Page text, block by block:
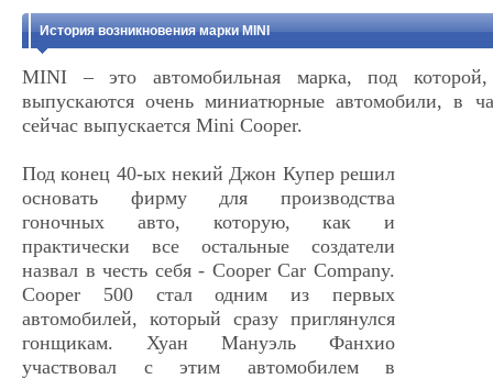
История возникновения марки MINI
MINI – это автомобильная марка, под
выпускаются очень миниатюрные автомобили, в
сейчас выпускается Mini Cooper.
Под конец 40-ых некий Джон Купер решил
основать фирму для производства
гоночных авто, которую, как и
практически все остальные создатели
назвал в честь себя - Cooper Car Company.
Cooper 500 стал одним из первых
автомобилей, который сразу приглянулся
гонщикам. Хуан Мануэль Фанхио
участвовал с этим автомобилем в